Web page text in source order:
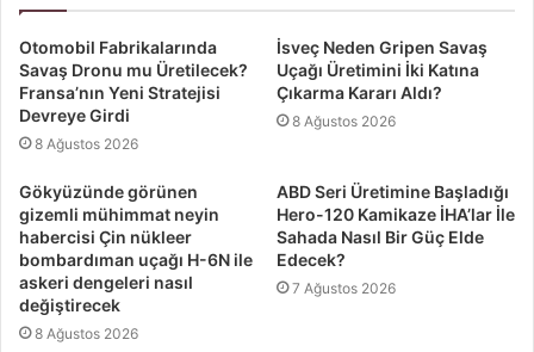
Otomobil Fabrikalarında
Savaş Dronu mu Üretilecek?
Fransa’nın Yeni Stratejisi
Devreye Girdi
8 Ağustos 2026
İsveç Neden Gripen Savaş
Uçağı Üretimini İki Katına
Çıkarma Kararı Aldı?
8 Ağustos 2026
Gökyüzünde görünen
gizemli mühimmat neyin
habercisi Çin nükleer
bombardıman uçağı H-6N ile
askeri dengeleri nasıl
değiştirecek
8 Ağustos 2026
ABD Seri Üretimine Başladığı
Hero-120 Kamikaze İHA’lar İle
Sahada Nasıl Bir Güç Elde
Edecek?
7 Ağustos 2026